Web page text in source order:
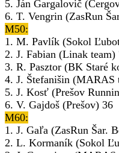
5. Ján Gargalovič
6. T. Vengrin (ZasRun
M50:
1. M. Pavlík (Sokol
2. J. Fabian (Linak team)
3. R. Pasztor (BK Staré
4. J. Štefanišin (MARAS
5. J. Kosť (Prešov
6. V. Gajdoš (Prešov) 36
M60:
1. J. Gaľa (ZasRun Šar.
2. L. Kormaník (Sokol